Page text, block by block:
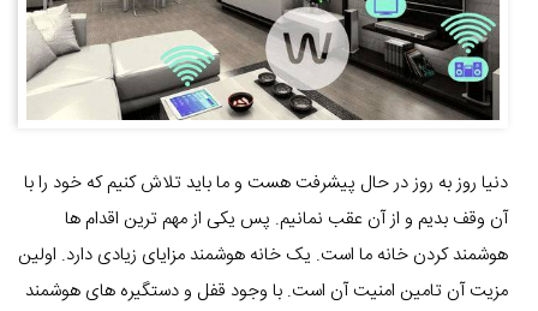
دنیا روز به روز در حال پیشرفت هست و ما باید تلاش کنیم که خود را با
آن وقف بدیم و از آن عقب نمانیم. پس یکی از مهم ترین اقدام ها
هوشمند کردن خانه ما است. یک خانه هوشمند مزایای زیادی دارد. اولین
مزیت آن تامین امنیت آن است. با وجود قفل و دستگیره های هوشمند